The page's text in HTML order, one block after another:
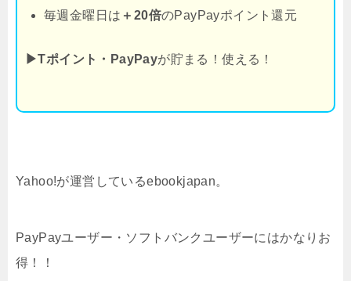
毎週金曜日は ＋20倍のPayPayポイント還元
▶Tポイント・PayPayが貯まる！使える！
Yahoo!が運営しているebookjapan。
PayPayユーザー・ソフトバンクユーザーにはかなりお
得！！